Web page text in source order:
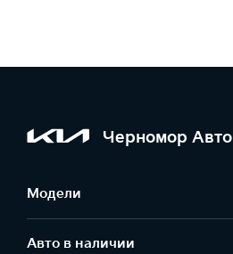
Черномор Авто
Модели
Авто в наличии